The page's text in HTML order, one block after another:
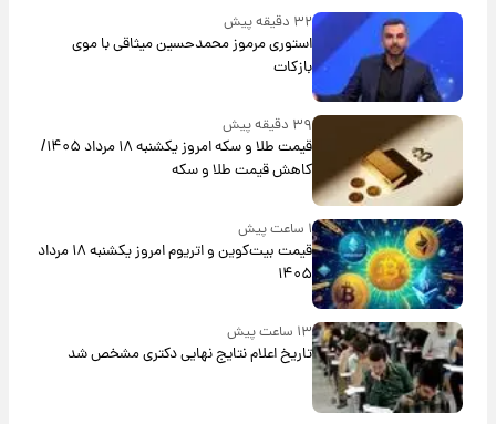
۳۲ دقیقه پیش
استوری مرموز محمدحسین میثاقی با موی
بازکات
۳۹ دقیقه پیش
قیمت طلا و سکه امروز یکشنبه ۱۸ مرداد ۱۴۰۵/
کاهش قیمت طلا و سکه
۱ ساعت پیش
قیمت بیت‌کوین و اتریوم امروز یکشنبه ۱۸ مرداد
۱۴۰۵
۱۳ ساعت پیش
تاریخ اعلام نتایج نهایی دکتری مشخص شد